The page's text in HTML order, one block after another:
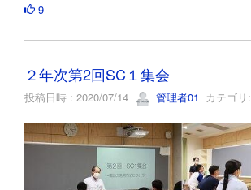
9
２年次第2回SC１集会
投稿日時 : 2020/07/14 管理者01 カテゴリ: